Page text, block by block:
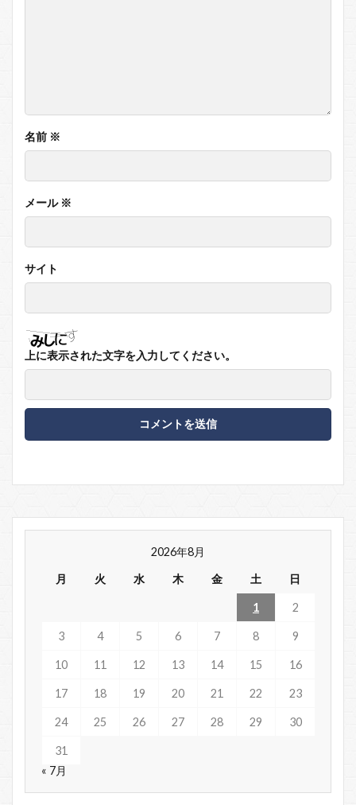
名前 ※
メール ※
サイト
上に表示された文字を入力してください。
2026年8月
月
火 水 木 金 土 日
1 2
3 4 5 6 7 8 9
10 11 12 13 14 15 16
17 18 19 20 21 22 23
24 25 26 27 28 29 30
31
« 7月